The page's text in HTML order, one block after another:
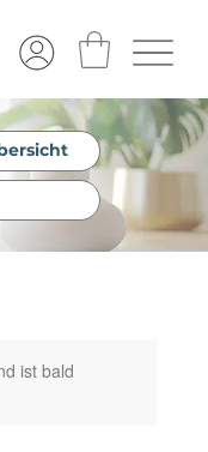
ist bald